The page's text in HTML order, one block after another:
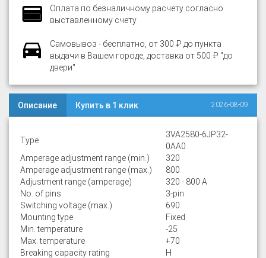
Оплата по безналичному расчету согласно
выставленному счету
Самовывоз - бесплатно, от 300 ₽ до пункта
выдачи в Вашем городе, доставка от 500 ₽ "до
двери"
Описание Купить в 1 клик 2026-08-09
Type
3VA2580-6JP32-
0AA0
Amperage adjustment range (min.)
320
Amperage adjustment range (max.)
800
Adjustment range (amperage)
320 - 800 A
No. of pins
3-pin
Switching voltage (max.)
690
Mounting type
Fixed
Min. temperature
-25
Max. temperature
+70
Breaking capacity rating
H